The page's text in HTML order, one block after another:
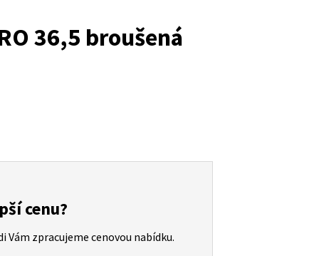
36,5 broušená
cenu?
Vám zpracujeme cenovou nabídku.